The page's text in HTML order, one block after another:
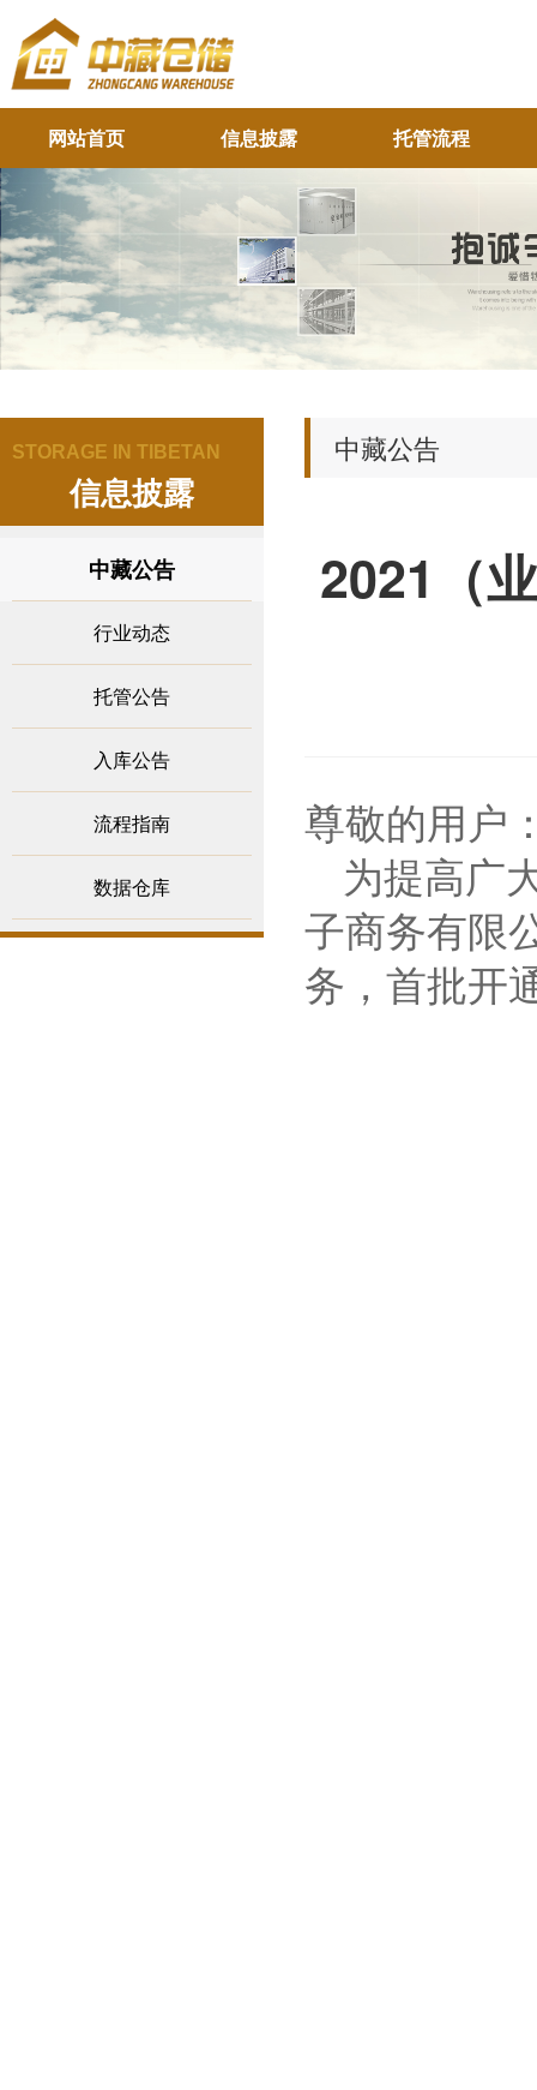
网站首页 信息披露 托管流程
STORAGE IN TIBETAN
信息披露
中藏公告
行业动态
托管公告
入库公告
流程指南
数据仓库
中藏公告
2021（
尊敬的用户
为提高广
子商务有限
务 ， 首批开